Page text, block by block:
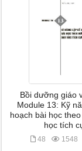
Bồi dưỡng giáo
Module 13: Kỹ
hoạch bài học
học tích
48 1548